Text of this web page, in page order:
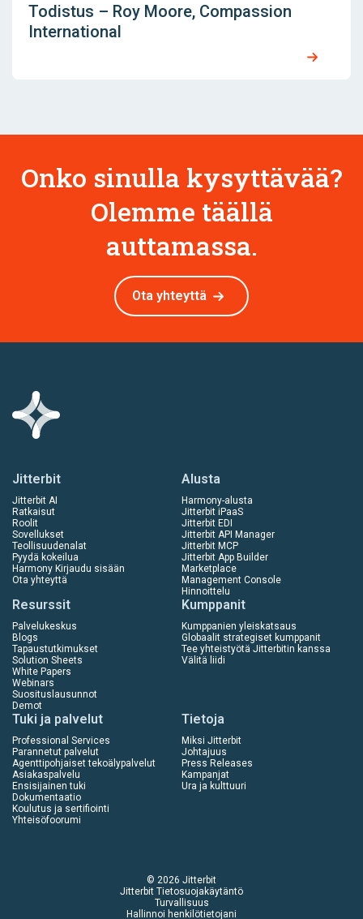
Todistus – Roy Moore, Compassion
International
Onko sinulla kysyttävää?
Olemme täällä
auttamassa.
Ota yhteyttä
Jitterbit
Jitterbit AI
Ratkaisut
Roolit
Sovellukset
Teollisuudenalat
Pyydä kokeilua
Harmony Kirjaudu sisään
Ota yhteyttä
Alusta
Harmony-alusta
Jitterbit iPaaS
Jitterbit EDI
Jitterbit API Manager
Jitterbit MCP
Jitterbit App Builder
Marketplace
Management Console
Hinnoittelu
Resurssit
Palvelukeskus
Blogs
Tapaustutkimukset
Solution Sheets
White Papers
Webinars
Suosituslausunnot
Demot
Kumppanit
Kumppanien yleiskatsaus
Globaalit strategiset kumppanit
Tee yhteistyötä Jitterbitin kanssa
Välitä liidi
Tuki ja palvelut
Professional Services
Parannetut palvelut
Agenttipohjaiset tekoälypalvelut
Asiakaspalvelu
Ensisijainen tuki
Dokumentaatio
Koulutus ja sertifiointi
Yhteisöfoorumi
Tietoja
Miksi Jitterbit
Johtajuus
Press Releases
Kampanjat
Ura ja kulttuuri
© 2026 Jitterbit
Jitterbit Tietosuojakäytäntö
Turvallisuus
Hallinnoi henkilötietojani